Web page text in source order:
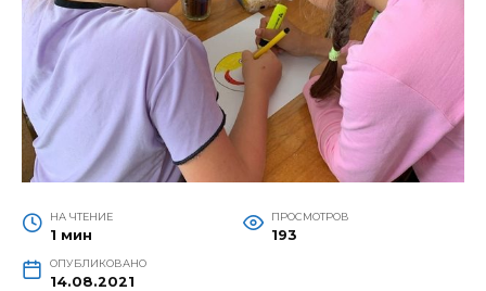
НА ЧТЕНИЕ
1 мин
ПРОСМОТРОВ
193
ОПУБЛИКОВАНО
14.08.2021